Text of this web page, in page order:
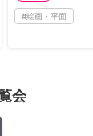
#絵画・平面
会